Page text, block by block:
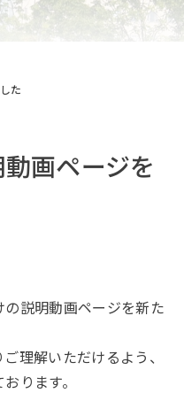
た
画ページを
説明動画ページを新た
理解いただけるよう、
ります。